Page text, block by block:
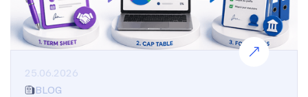
25.06.2026
BLOG